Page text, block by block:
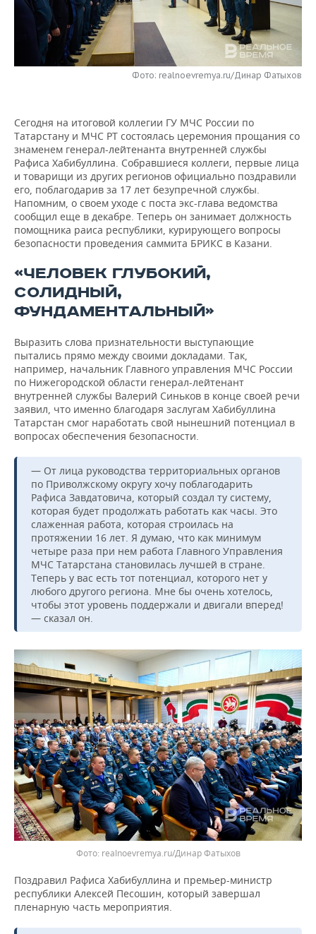
НЕФТЕХИМИЯ
НЕФТЬ
ОПК
РОЗНИЧНАЯ ТОРГОВЛЯ
ТРАНСПОРТ
НОВОСТИ ТЕХНОЛОГИЙ
ТЕЛЕКОММУНИКАЦИИ
МЕРОПРИЯТИЯ
НОВОСТИ МЕРОПРИЯТИЙ
БИЗНЕС-БРАНЧИ
ONLINE-КОНФЕРЕНЦИИ
ОТКРЫТАЯ ЛЕКЦИЯ
СПОРТ
ФУТБОЛ
ХОККЕЙ
БАСКЕТБОЛ
ВОЛЕЙБОЛ
КИБЕРСПОРТ
ФИГУРНОЕ КАТАНИЕ
ВОДНЫЕ ВИДЫ СПОРТА
ХОККЕЙ С МЯЧОМ
НОВОСТИ ОБЩЕСТВА
ВЛАСТЬ
ИНФРАСТРУКТУРА
ИСТОРИЯ
МЕДИЦИНА
ОБРАЗОВАНИЕ
ПРОИСШЕСТВИЯ
ФОТОГАЛЕРЕЯ
СЮЖЕТЫ
СПРАВОЧНИК
СПИСОК ПЕРСОН
СПИСОК КОМПАНИЙ
ПОЛНАЯ ВЕРСИЯ
Фото: realnoevremya.ru/Динар Фатыхов
Сегодня на итоговой коллегии ГУ МЧС России по
Татарстану и МЧС РТ состоялась церемония прощания со
знаменем генерал-лейтенанта внутренней службы
Рафиса Хабибуллина. Собравшиеся коллеги, первые лица
и товарищи из других регионов официально поздравили
его, поблагодарив за 17 лет безупречной службы.
Напомним, о своем уходе с поста экс-глава ведомства
сообщил еще в декабре. Теперь он занимает должность
помощника раиса республики, курирующего вопросы
безопасности проведения саммита БРИКС в Казани.
«ЧЕЛОВЕК ГЛУБОКИЙ,
СОЛИДНЫЙ,
ФУНДАМЕНТАЛЬНЫЙ»
Выразить слова признательности выступающие
пытались прямо между своими докладами. Так,
например, начальник Главного управления МЧС России
по Нижегородской области генерал-лейтенант
внутренней службы Валерий Синьков в конце своей речи
заявил, что именно благодаря заслугам Хабибуллина
Татарстан смог наработать свой нынешний потенциал в
вопросах обеспечения безопасности.
— От лица руководства территориальных органов
по Приволжскому округу хочу поблагодарить
Рафиса Завдатовича, который создал ту систему,
которая будет продолжать работать как часы. Это
слаженная работа, которая строилась на
протяжении 16 лет. Я думаю, что как минимум
четыре раза при нем работа Главного Управления
МЧС Татарстана становилась лучшей в стране.
Теперь у вас есть тот потенциал, которого нет у
любого другого региона. Мне бы очень хотелось,
чтобы этот уровень поддержали и двигали вперед!
— сказал он.
realnoevremya.ru/Динар Фатыхов
Поздравил Рафиса Хабибуллина и премьер-министр
республики Алексей Песошин, который завершал
пленарную часть мероприятия.